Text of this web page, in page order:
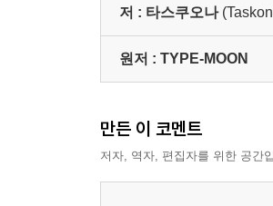
저 : 타스쿠오나
원저 : TYPE-MOON
만든 이 코멘트
저자, 역자, 편집자를 위한 공간